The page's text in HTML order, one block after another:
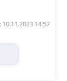
14:57